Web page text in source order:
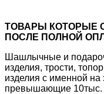
ТОВАРЫ КОТОРЫЕ
ПОСЛЕ ПОЛНОЙ
Шашлычные и
изделия, трости,
изделия с именной на
превышающие 10тыс.